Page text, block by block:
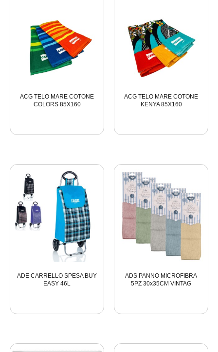
ACG TELO MARE COTONE
COLORS 85X160
ACG TELO MARE COTONE
KENYA 85X160
ADE CARRELLO SPESA BUY
EASY 46L
ADS PANNO MICROFIBRA
5PZ 30x35CM VINTAG